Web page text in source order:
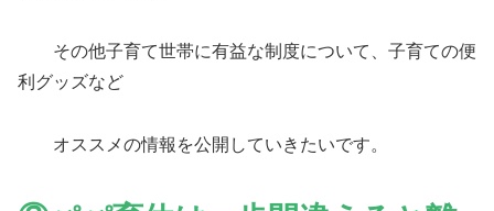
その他子育て世帯に有益な制度について、子育ての便
利グッズなど
オススメの情報を公開していきたいです。